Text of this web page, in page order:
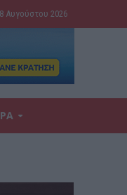
8 Αυγούστου 2026